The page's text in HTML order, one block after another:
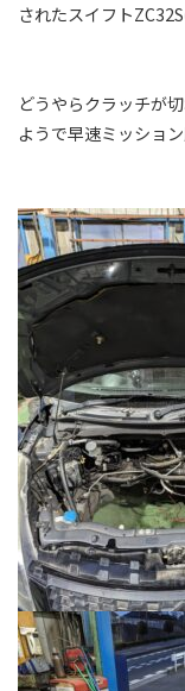
されたスイフト
どうやらクラッチが
ようで早速ミッショ